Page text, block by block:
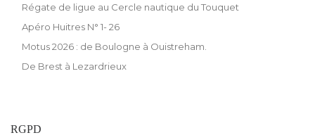
Régate de ligue au Cercle nautique du Touquet
Apéro Huitres N° 1- 26
Motus 2026 : de Boulogne à Ouistreham.
De Brest à Lezardrieux
RGPD